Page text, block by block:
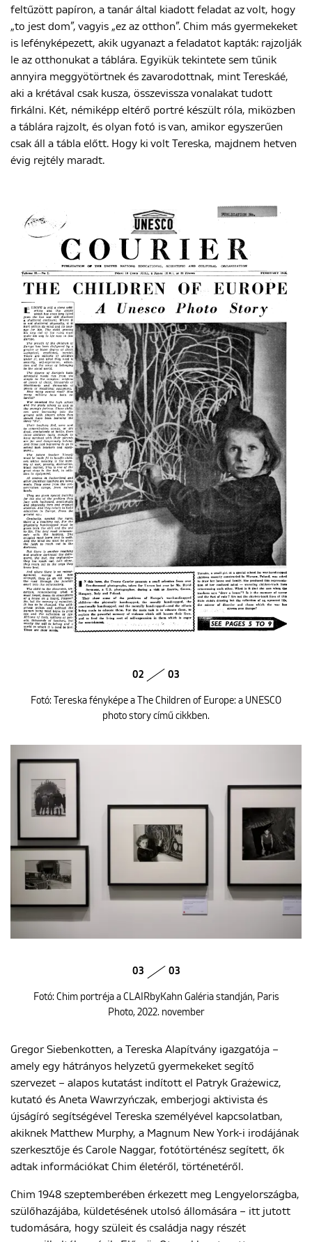
feltűzött papíron, a tanár által kiadott feladat az volt, hogy
„to jest dom”, vagyis „ez az otthon”. Chim más gyermekeket
is lefényképezett, akik ugyanazt a feladatot kapták: rajzolják
le az otthonukat a táblára. Egyikük tekintete sem tűnik
annyira meggyötörtnek és zavarodottnak, mint Tereskáé,
aki a krétával csak kusza, összevissza vonalakat tudott
firkálni. Két, némiképp eltérő portré készült róla, miközben
a táblára rajzolt, és olyan fotó is van, amikor egyszerűen
csak áll a tábla előtt. Hogy ki volt Tereska, majdnem hetven
évig rejtély maradt.
02 03
Fotó: Tereska fényképe a The Children of Europe: a UNESCO
photo story című cikkben.
03 03
Fotó: Chim portréja a CLAIRbyKahn Galéria standján, Paris
Photo, 2022. november
Gregor Siebenkotten, a Tereska Alapítvány igazgatója –
amely egy hátrányos helyzetű gyermekeket segítő
szervezet – alapos kutatást indított el Patryk Grażewicz,
kutató és Aneta Wawrzyńczak, emberjogi aktivista és
újságíró segítségével Tereska személyével kapcsolatban,
akiknek Matthew Murphy, a Magnum New York-i irodájának
szerkesztője és Carole Naggar, fotótörténész segített, ők
adtak információkat Chim életéről, történetéről.
Chim 1948 szeptemberében érkezett meg Lengyelországba,
szülőhazájába, küldetésének utolsó állomására – itt jutott
tudomására, hogy szüleit és családja nagy részét